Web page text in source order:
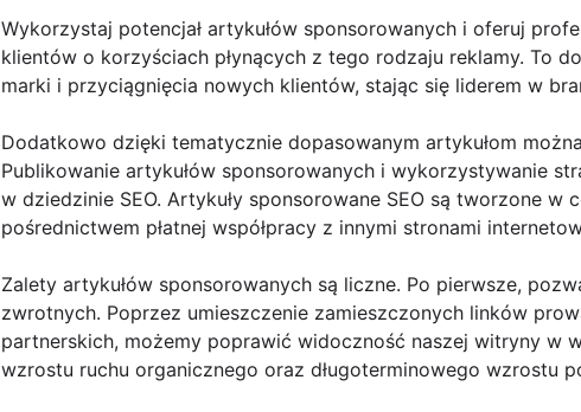
Wykorzystaj potencjał artykułów sponsorowanych i oferuj
klientów o korzyściach płynących z tego rodzaju reklamy. To
marki i przyciągnięcia nowych klientów, stając się liderem w
Dodatkowo dzięki tematycznie dopasowanym artykułom można
Publikowanie artykułów sponsorowanych i wykorzystywanie
w dziedzinie SEO. Artykuły sponsorowane SEO są tworzone w
pośrednictwem płatnej współpracy z innymi stronami
Zalety artykułów sponsorowanych są liczne. Po pierwsze,
zwrotnych. Poprzez umieszczenie zamieszczonych linków
partnerskich, możemy poprawić widoczność naszej witryny w
wzrostu ruchu organicznego oraz długoterminowego wzrostu